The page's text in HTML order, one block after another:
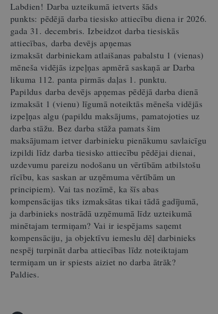
Labdien! Darba uzteikumā ietverts šāds
punkts: pēdējā darba tiesisko attiecību diena ir 2026.
gada 31. decembris. Izbeidzot darba tiesiskās
attiecības, darba devējs apņemas
izmaksāt darbiniekam atlaišanas pabalstu 1 (vienas)
mēneša vidējās izpeļņas apmērā saskaņā ar Darba
likuma 112. panta pirmās daļas 1. punktu.
Papildus darba devējs apņemas pēdējā darba dienā
izmaksāt 1 (vienu) līgumā noteiktās mēneša vidējās
izpeļņas algu (papildu maksājums, pamatojoties uz
darba stāžu. Bez darba stāža pamats šim
maksājumam ietver darbinieku pienākumu savlaicīgu
izpildi līdz darba tiesisko attiecību pēdējai dienai,
uzdevumu pareizu nodošanu un vērtībām atbilstošu
rīcību, kas saskan ar uzņēmuma vērtībām un
principiem). Vai tas nozīmē, ka šīs abas
kompensācijas tiks izmaksātas tikai tādā gadījumā,
ja darbinieks nostrādā uzņēmumā līdz uzteikumā
minētajam termiņam? Vai ir iespējams saņemt
kompensāciju, ja objektīvu iemeslu dēļ darbinieks
nespēj turpināt darba attiecības līdz noteiktajam
termiņam un ir spiests aiziet no darba ātrāk?
Paldies.